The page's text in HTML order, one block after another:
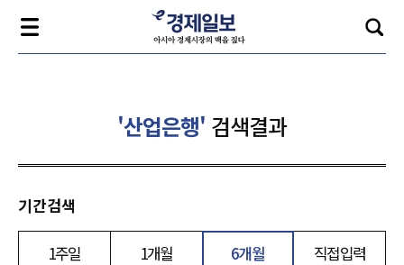
'산업은행' 검색결과
기간검색
1주일 1개월 6개월 직접입력